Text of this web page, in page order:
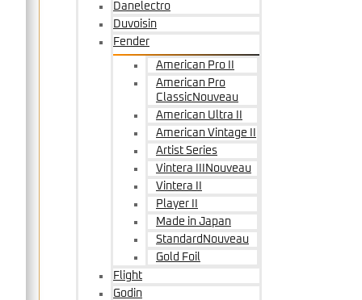
Danelectro
Duvoisin
Fender
American Pro II
American Pro
ClassicNouveau
American Ultra II
American Vintage II
Artist Series
Vintera III
Nouveau
Vintera II
Player II
Made in Japan
Standard Nouveau
Gold Foil
Flight
Godin